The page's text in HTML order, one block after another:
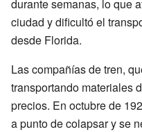
durante semanas, lo que
ciudad y dificultó el
desde Florida.
Las compañías de tren,
transportando materiales
precios. En octubre de
a punto de colapsar y se